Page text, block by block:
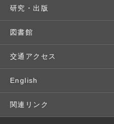
基本情報・情報公開
広報・公聴
特待生（入学者向け）
パンフレット・資料請求
入学予定者の皆さま
語学プログラム
教職課程
教員紹介
学修支援の体制
クラブ・サークル
大学周辺マップ
学生寮
学生支援制度
奨学金・特待生（在学生向け）
資格取得
公務員試験対策
就職実績
社会で活躍する卒業生
地域との連携
生涯学習
科目等履修生
社会人・シニア入学
施設・設備の貸し出し
研究・出版
研究者・研究分野
人文社会科学研究所
情報メディア研究所
研究論文
図書館
交通アクセス
English
関連リンク